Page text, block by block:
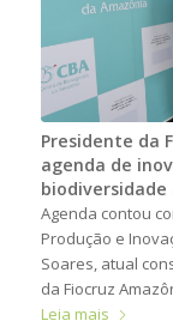
Presidente da
agenda de
biodiversidade
Agenda contou
Produção e
Soares, atual
da Fiocruz
Leia mais